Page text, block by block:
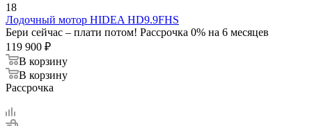
18
Лодочный мотор HIDEA HD9.9FHS
Бери сейчас – плати потом! Рассрочка 0% на 6 месяцев
119 900 ₽
В корзину
В корзину
Рассрочка